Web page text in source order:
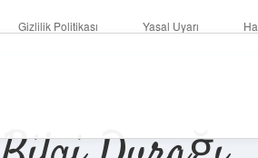
Gizlilik Politikası Yasal Uyarı